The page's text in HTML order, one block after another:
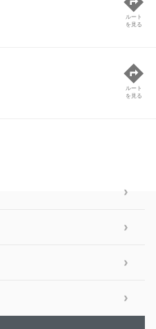
ルート
を見る
ルート
を見る